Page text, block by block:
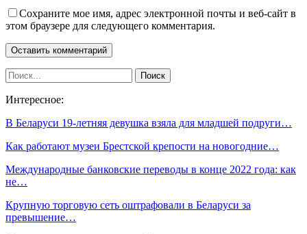
Сохраните мое имя, адрес электронной почты и веб-сайт в
этом браузере для следующего комментария.
Интересное:
В Беларуси 19-летняя девушка взяла для младшей подруги…
Как работают музеи Брестской крепости на новогодние…
Международные банковские переводы в конце 2022 года: как
не…
Крупную торговую сеть оштрафовали в Беларуси за
превышение…